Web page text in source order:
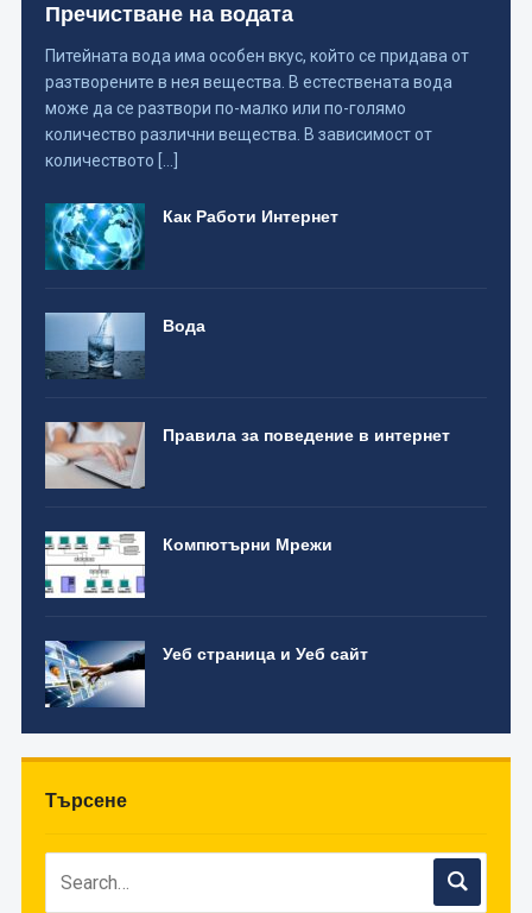
Пречистване на водата
Питейната вода има особен вкус, който се придава от
разтворените в нея вещества. В естествената вода
може да се разтвори по-малко или по-голямо
количество различни вещества. В зависимост от
количеството […]
Как Работи Интернет
Вода
Правила за поведение в интернет
Компютърни Мрежи
Уеб страница и Уеб сайт
Търсене